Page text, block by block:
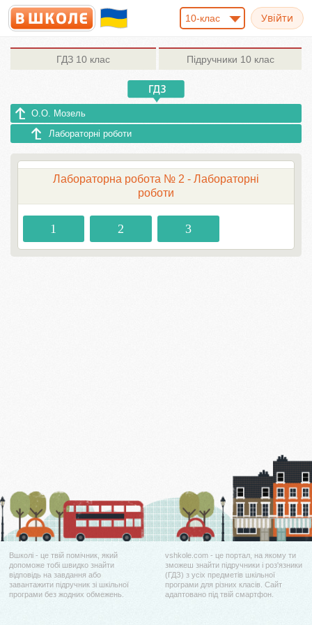
10-клас
ГДЗ 10 клас Підручники 10 клас
О.О. Мозель
Лабораторні роботи
Лабораторна робота № 2 - Лабораторні
роботи
1 2 3
Вшколі - це твій помічник, який
допоможе тобі швидко знайти
відповідь на завдання або
завантажити підручник зі шкільної
програми без жодних обмежень.
vshkole.com - це портал, на якому ти
зможеш знайти підручники і роз'язники
(ГДЗ) з усіх предметів шкільної
програми для різних класів. Сайт
адаптовано під твій смартфон.